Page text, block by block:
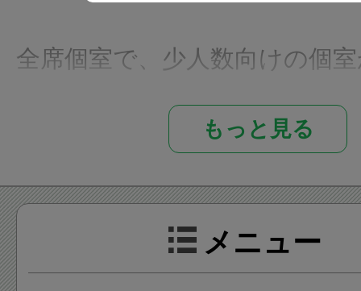
全席個室で、少人数向けの個
メニューは、選べるもつ鍋、
ぶ、出汁にこだわった釜飯、
ンバンジー風、海の幸たっぷ
もっと見る
メニュー